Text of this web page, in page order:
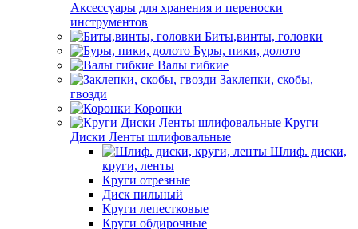
Аксессуары для хранения и переноски
инструментов
Биты,винты, головки
Буры, пики, долото
Валы гибкие
Заклепки, скобы,
гвозди
Коронки
Круги
Диски Ленты шлифовальные
Шлиф. диски,
круги, ленты
Круги отрезные
Диск пильный
Круги лепестковые
Круги обдирочные